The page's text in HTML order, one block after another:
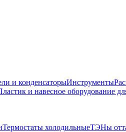
и конденсаторыИнструменты
и навесное оборудование
Термостаты холодильныеТЭНы